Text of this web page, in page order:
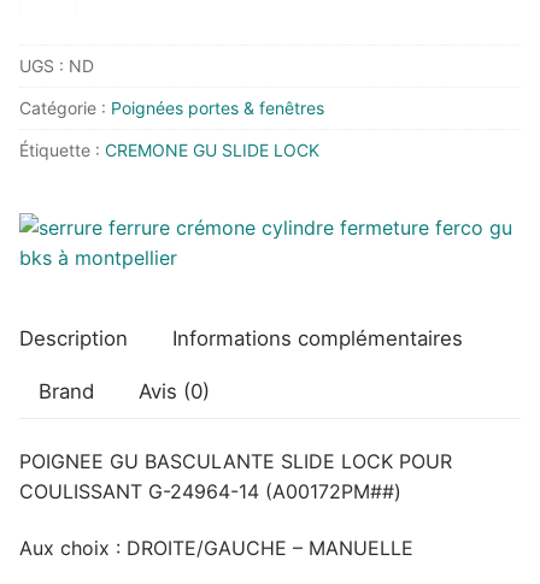
GU
BASCULANTE
LOCK
UGS : ND
Catégorie : Poignées portes & fenêtres
Étiquette : CREMONE GU SLIDE LOCK
Description Informations complémentaires
Brand Avis (0)
POIGNEE GU BASCULANTE SLIDE LOCK POUR
COULISSANT G-24964-14 (A00172PM##)
Aux choix : DROITE/GAUCHE – MANUELLE